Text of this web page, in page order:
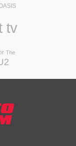
tv
The